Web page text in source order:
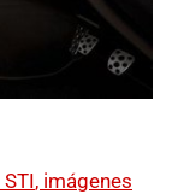
STI, imágenes